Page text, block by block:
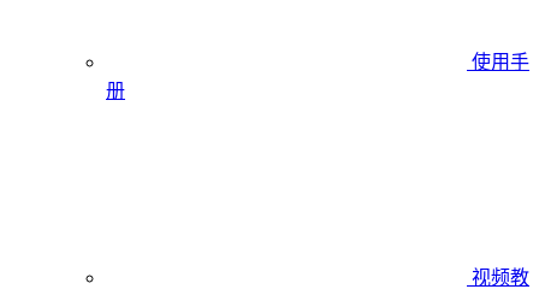
使用手
册
视频教